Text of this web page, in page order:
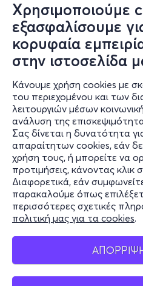
Χρησιμοποιούμε
εξασφαλίσουμε
κορυφαία
στην ιστοσελίδα
Κάνουμε χρήση cookies με
του περιεχομένου και των
λειτουργιών μέσων
ανάλυση της
Σας δίνεται η δυνατότητα
απαραίτητων cookies, εάν
χρήση τους, ή μπορείτε να
προτιμήσεις, κάνοντας κλικ
Διαφορετικά, εάν
παρακαλούμε όπως
περισσότερες σχετικές
πολιτική μας για τα cookies.
Πληροφορίες
Υποστήριξη
Stay Connected
Mobile app